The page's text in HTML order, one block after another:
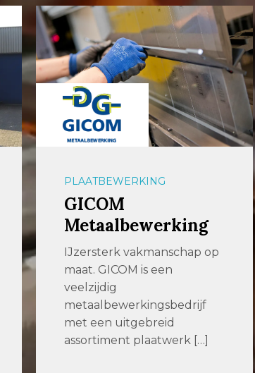
PLAATBEWERKING
GICOM
Metaalbewerking
IJzersterk vakmanschap op
maat. GICOM is een
veelzijdig
metaalbewerkingsbedrijf
met een uitgebreid
assortiment plaatwerk […]